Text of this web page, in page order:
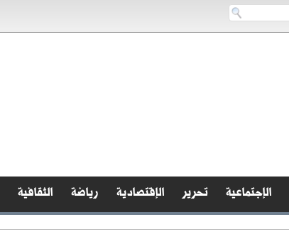
الإجتماعية تحرير الإقتصادية رياضة الثقافية